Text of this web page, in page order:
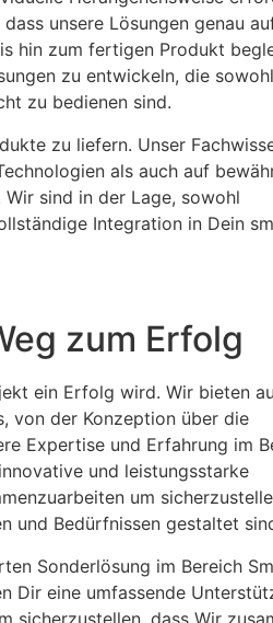
unsere Lösungen genau
hin zum fertigen Produkt
zu entwickeln, die sowohl
zu bedienen sind.
zu liefern. Unser
als auch auf
sind in der Lage, sowohl
Integration in Dein
zum Erfolg
ein Erfolg wird. Wir bieten
von der Konzeption über die
Expertise und Erfahrung im
und leistungsstarke
um
und Bedürfnissen gestaltet
Sonderlösung im Bereich
Dir eine umfassende
sicherzustellen, dass Wir